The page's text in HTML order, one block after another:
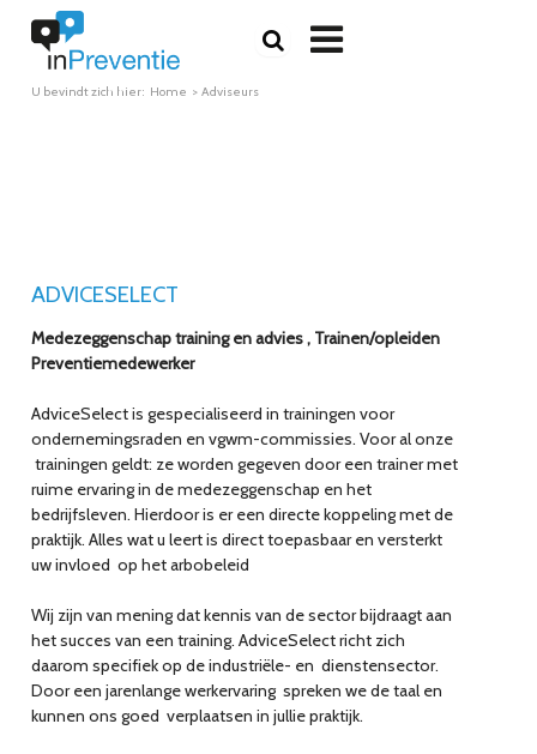

U bevindt zich hier: Home Adviseurs
ADVICESELECT
Medezeggenschap training en advies , Trainen/opleiden
Preventiemedewerker
AdviceSelect is gespecialiseerd in trainingen voor
ondernemingsraden en vgwm-commissies. Voor al onze
trainingen geldt: ze worden gegeven door een trainer met
ruime ervaring in de medezeggenschap en het
bedrijfsleven. Hierdoor is er een directe koppeling met de
praktijk. Alles wat u leert is direct toepasbaar en versterkt
uw invloed op het arbobeleid
Wij zijn van mening dat kennis van de sector bijdraagt aan
het succes van een training. AdviceSelect richt zich
daarom specifiek op de industriële- en dienstensector.
Door een jarenlange werkervaring spreken we de taal en
kunnen ons goed verplaatsen in jullie praktijk.